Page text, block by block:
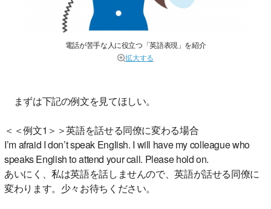
電話が苦手な人に役立つ「英語表現」を紹介
拡大する
まずは下記の例文を見てほしい。
＜＜例文1＞＞英語を話せる同僚に変わる場合
I’m afraid I don’t speak English. I will have my colleague who
speaks English to attend your call. Please hold on.
あいにく、私は英語を話しませんので、英語が話せる同僚に
変わります。少々お待ちください。